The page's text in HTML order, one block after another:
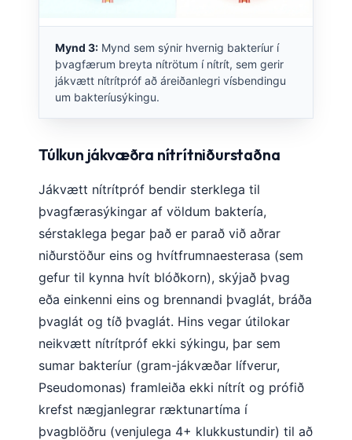
Mynd 3: Mynd sem sýnir hvernig bakteríur í
þvagfærum breyta nítrötum í nítrít, sem gerir
jákvætt nítrítpróf að áreiðanlegri vísbendingu
um bakteríusýkingu.
Túlkun jákvæðra nítrítniðurstaðna
Jákvætt nítrítpróf bendir sterklega til
þvagfærasýkingar af völdum baktería,
sérstaklega þegar það er parað við aðrar
niðurstöður eins og hvítfrumnaesterasa (sem
gefur til kynna hvít blóðkorn), skýjað þvag
eða einkenni eins og brennandi þvaglát, bráða
þvaglát og tíð þvaglát. Hins vegar útilokar
neikvætt nítrítpróf ekki sýkingu, þar sem
sumar bakteríur (gram-jákvæðar lífverur,
Pseudomonas) framleiða ekki nítrít og prófið
krefst nægjanlegrar ræktunartíma í
þvagblöðru (venjulega 4+ klukkustundir) til að